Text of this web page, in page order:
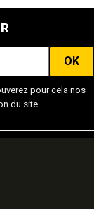
pour cela nos
du site.